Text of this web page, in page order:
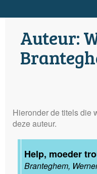
Auteur:
Hieronder de titels die
deze auteur.
Help, moeder
Branteghem,